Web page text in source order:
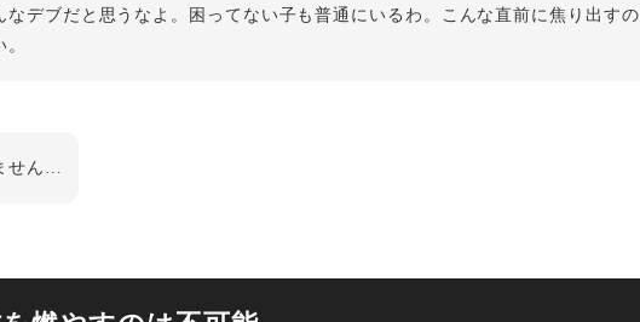
なデブだと思うなよ。困ってない子も普通にいるわ。こんな直前に焦り出すの
せん…